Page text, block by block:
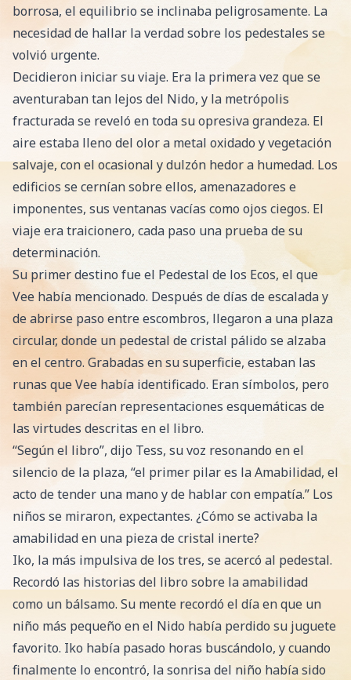
borrosa, el equilibrio se inclinaba peligrosamente. La
necesidad de hallar la verdad sobre los pedestales se
volvió urgente.
Decidieron iniciar su viaje. Era la primera vez que se
aventuraban tan lejos del Nido, y la metrópolis
fracturada se reveló en toda su opresiva grandeza. El
aire estaba lleno del olor a metal oxidado y vegetación
salvaje, con el ocasional y dulzón hedor a humedad. Los
edificios se cernían sobre ellos, amenazadores e
imponentes, sus ventanas vacías como ojos ciegos. El
viaje era traicionero, cada paso una prueba de su
determinación.
Su primer destino fue el Pedestal de los Ecos, el que
Vee había mencionado. Después de días de escalada y
de abrirse paso entre escombros, llegaron a una plaza
circular, donde un pedestal de cristal pálido se alzaba
en el centro. Grabadas en su superficie, estaban las
runas que Vee había identificado. Eran símbolos, pero
también parecían representaciones esquemáticas de
las virtudes descritas en el libro.
“Según el libro”, dijo Tess, su voz resonando en el
silencio de la plaza, “el primer pilar es la Amabilidad, el
acto de tender una mano y de hablar con empatía.” Los
niños se miraron, expectantes. ¿Cómo se activaba la
amabilidad en una pieza de cristal inerte?
Iko, la más impulsiva de los tres, se acercó al pedestal.
Recordó las historias del libro sobre la amabilidad
como un bálsamo. Su mente recordó el día en que un
niño más pequeño en el Nido había perdido su juguete
favorito. Iko había pasado horas buscándolo, y cuando
finalmente lo encontró, la sonrisa del niño había sido